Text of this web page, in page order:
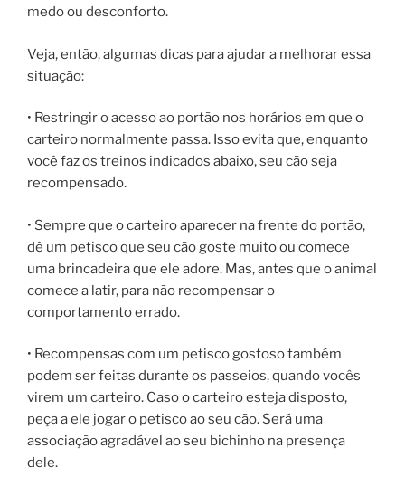
medo ou desconforto.
Veja, então, algumas dicas para ajudar a melhorar essa
situação:
• Restringir o acesso ao portão nos horários em que o
carteiro normalmente passa. Isso evita que, enquanto
você faz os treinos indicados abaixo, seu cão seja
recompensado.
• Sempre que o carteiro aparecer na frente do portão,
dê um petisco que seu cão goste muito ou comece
uma brincadeira que ele adore. Mas, antes que o animal
comece a latir, para não recompensar o
comportamento errado.
• Recompensas com um petisco gostoso também
podem ser feitas durante os passeios, quando vocês
virem um carteiro. Caso o carteiro esteja disposto,
peça a ele jogar o petisco ao seu cão. Será uma
associação agradável ao seu bichinho na presença
dele.